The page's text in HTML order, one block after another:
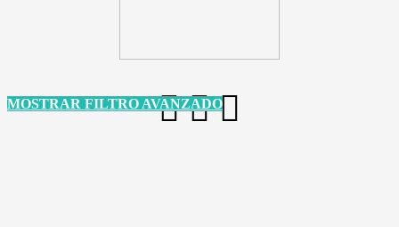
MOSTRAR FILTRO AVANZADO